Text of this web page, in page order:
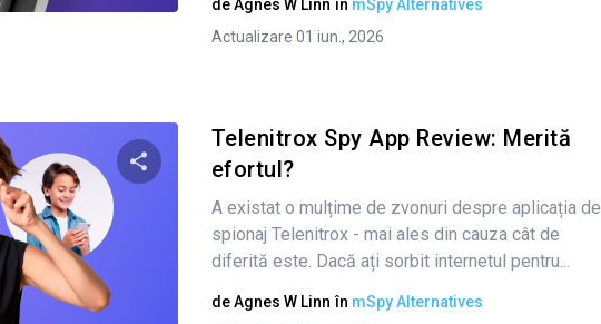
deAgnes W Linn în mSpy Alternatives
Actualizare 01 iun., 2026
Condividi questo articolo
Facebook Copiați linkul
Telenitrox Spy App Review: Merită
efortul?
A existat o mulțime de zvonuri despre aplicația de
spionaj Telenitrox - mai ales din cauza cât de
diferită este. Dacă ați sorbit internetul pentru...
deAgnes W Linn în mSpy Alternatives